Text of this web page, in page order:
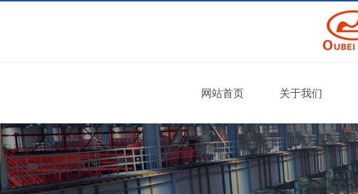
网站首页 关于我们